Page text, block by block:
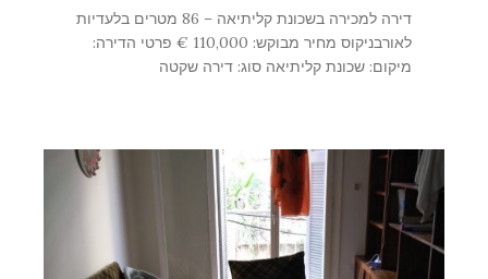
דירה למכירה בשכונת קליתיאה – 86 מטרים בלעדיות
לאורבניקוס מחיר מבוקש: 110,000 € פרטי הדירה:
מיקום: שכונת קליתיאה סוג: דירה שקטה